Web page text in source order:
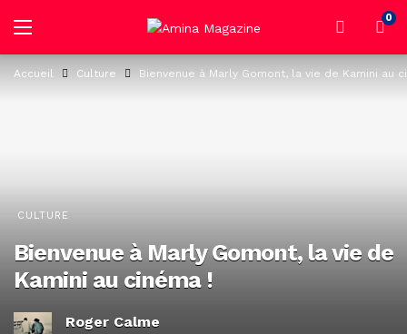
0
Accueil Culture Bienvenue à Marly Gomont, la vie de Kamini au
CULTURE
Bienvenue à Marly Gomont, la vie de
Kamini au cinéma !
Roger Calme